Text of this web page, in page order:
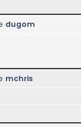
dugom
mchris